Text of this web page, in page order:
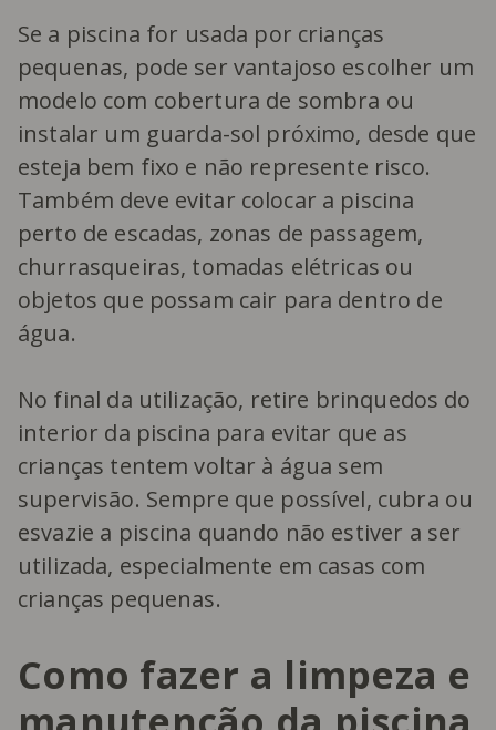
Se a piscina for usada por crianças
pequenas, pode ser vantajoso escolher um
modelo com cobertura de sombra ou
instalar um guarda-sol próximo, desde que
esteja bem fixo e não represente risco.
Também deve evitar colocar a piscina
perto de escadas, zonas de passagem,
churrasqueiras, tomadas elétricas ou
objetos que possam cair para dentro de
água.
No final da utilização, retire brinquedos do
interior da piscina para evitar que as
crianças tentem voltar à água sem
supervisão. Sempre que possível, cubra ou
esvazie a piscina quando não estiver a ser
utilizada, especialmente em casas com
crianças pequenas.
Como fazer a limpeza e